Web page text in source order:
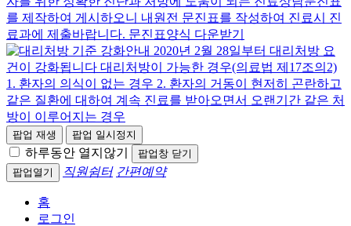
팝업 재생 팝업 일시정지
하루동안 열지않기
팝업창 닫기
팝업열기
직원쉼터 간편예약
홈
로그인